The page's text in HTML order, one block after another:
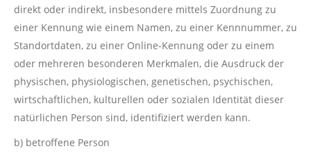
direkt oder indirekt, insbesondere mittels Zuordnung zu
einer Kennung wie einem Namen, zu einer Kennnummer, zu
Standortdaten, zu einer Online-Kennung oder zu einem
oder mehreren besonderen Merkmalen, die Ausdruck der
physischen, physiologischen, genetischen, psychischen,
wirtschaftlichen, kulturellen oder sozialen Identität dieser
natürlichen Person sind, identifiziert werden kann.
b) betroffene Person